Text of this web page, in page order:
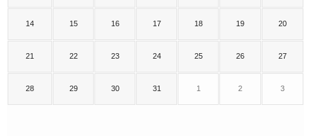
14 15 16 17 18 19 20
21 22 23 24 25 26 27
28 29 30 31 1 2 3